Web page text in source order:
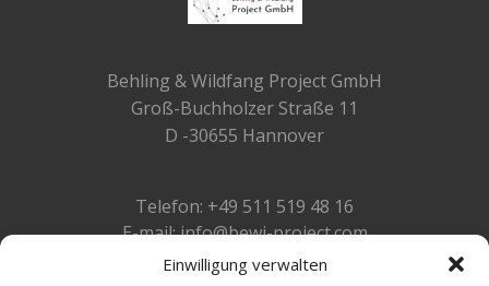
Einwilligung verwalten
Behling & Wildfang Project GmbH
Groß-Buchholzer Straße 11
D -30655 Hannover
Telefon: +49 511 519 48 16
E-mail: info@bewi-project.com